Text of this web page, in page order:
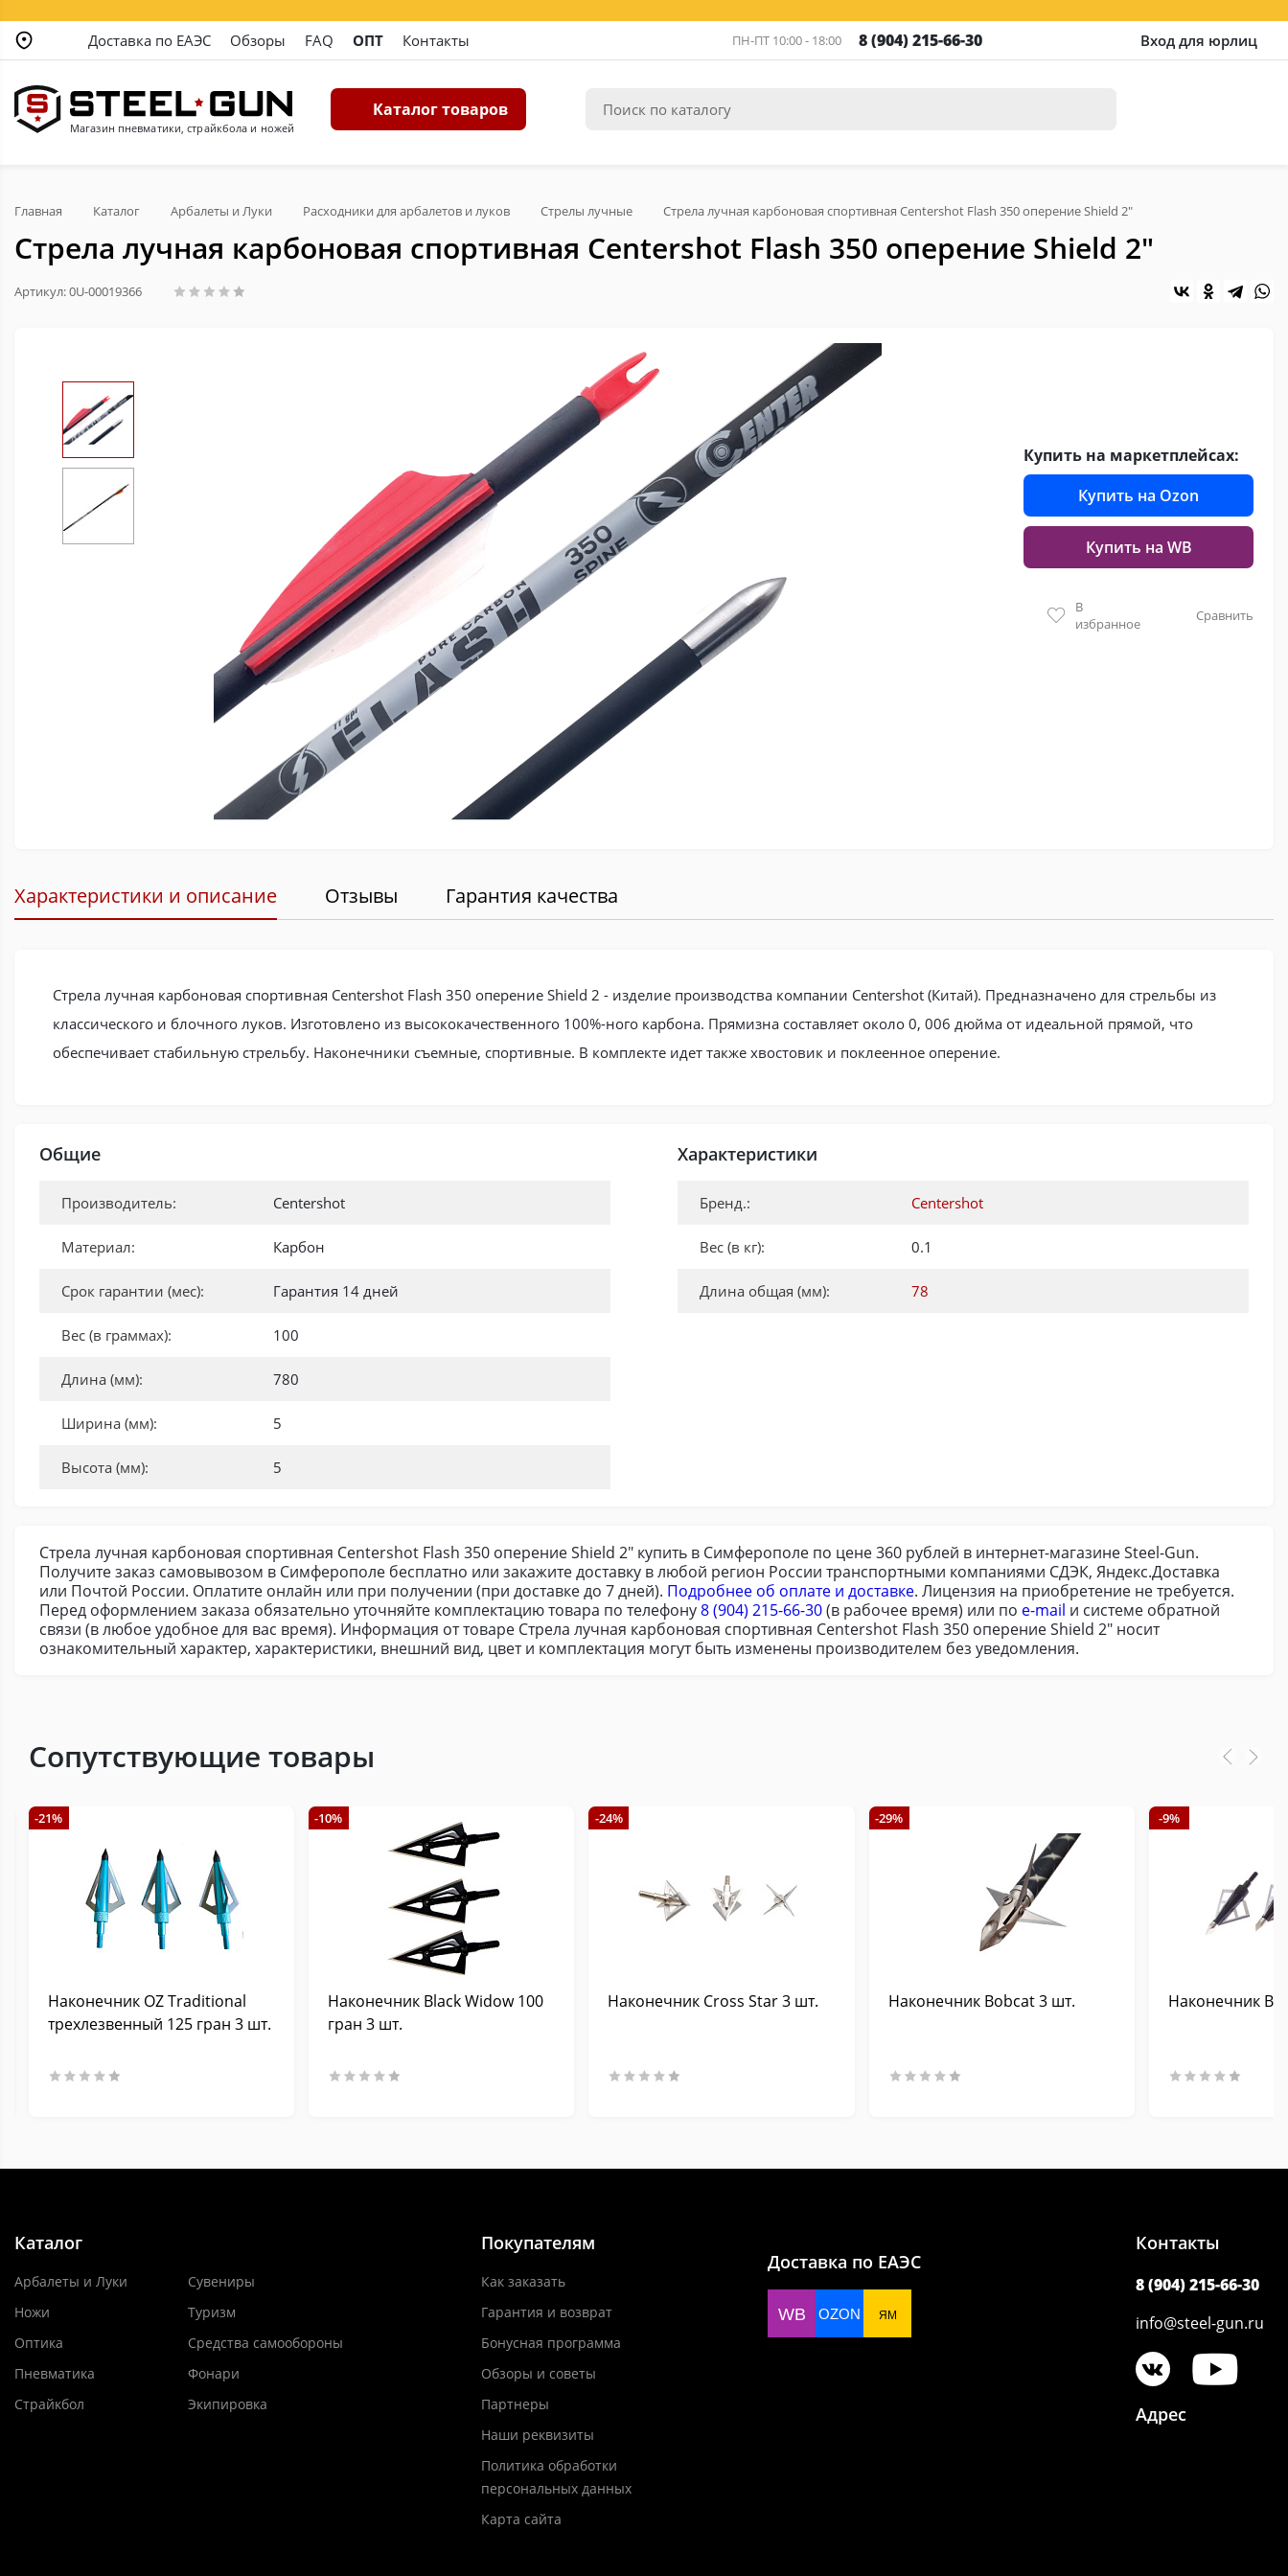
Доставка по ЕАЭС Обзоры FAQ ОПТ Контакты ПН-ПТ 10:00 - 18:00 8 (904) 215-66-30 Вход для юрлиц
Магазин пневматики, страйкбола и ножей
Каталог товаров
Главная Каталог Арбалеты и Луки Расходники для арбалетов и луков Стрелы лучные Стрела лучная карбоновая спортивная Centershot Flash 350 оперение Shield 2"
Стрела лучная карбоновая спортивная Centershot Flash 350 оперение Shield 2"
Артикул: 0U-00019366
Купить на маркетплейсах:
Купить на Ozon
Купить на WB
В
избранное
Сравнить
Характеристики и описание Отзывы Гарантия качества
Стрела лучная карбоновая спортивная Centershot Flash 350 оперение Shield 2 - изделие производства компании Centershot (Китай). Предназначено для стрельбы из
классического и блочного луков. Изготовлено из высококачественного 100%-ного карбона. Прямизна составляет около 0, 006 дюйма от идеальной прямой, что
обеспечивает стабильную стрельбу. Наконечники съемные, спортивные. В комплекте идет также хвостовик и поклеенное оперение.
Общие
Производитель: Centershot
Материал: Карбон
Срок гарантии (мес): Гарантия 14 дней
Вес (в граммах): 100
Длина (мм): 780
Ширина (мм): 5
Высота (мм): 5
Характеристики
Бренд.: Centershot
Вес (в кг): 0.1
Длина общая (мм): 78
Стрела лучная карбоновая спортивная Centershot Flash 350 оперение Shield 2" купить в Симферополе по цене 360 рублей в интернет-магазине Steel-Gun.
Получите заказ самовывозом в Симферополе бесплатно или закажите доставку в любой регион России транспортными компаниями СДЭК, Яндекс.Доставка
или Почтой России. Оплатите онлайн или при получении (при доставке до 7 дней). Подробнее об оплате и доставке. Лицензия на приобретение не требуется.
Перед оформлением заказа обязательно уточняйте комплектацию товара по телефону8 (904) 215-66-30(в рабочее время) или по e-mail и системе обратной
связи (в любое удобное для вас время). Информация от товаре Стрела лучная карбоновая спортивная Centershot Flash 350 оперение Shield 2" носит
ознакомительный характер, характеристики, внешний вид, цвет и комплектация могут быть изменены производителем без уведомления.
Сопутствующие товары
-21%
Наконечник OZ Traditional
трехлезвенный 125 гран 3 шт.
-10%
Наконечник Black Widow 100
гран 3 шт.
-24%
Наконечник Cross Star 3 шт.
-29%
Наконечник Bobcat 3 шт.
-9%
Наконечник
Каталог
Арбалеты и Луки
Ножи
Оптика
Пневматика
Страйкбол
Сувениры
Туризм
Средства самообороны
Фонари
Экипировка
Покупателям
Как заказать
Гарантия и возврат
Бонусная программа
Обзоры и советы
Партнеры
Наши реквизиты
Политика обработки
персональных данных
Карта сайта
Доставка по ЕАЭС
WB OZON ЯМ
Контакты
8 (904) 215-66-30
info@steel-gun.ru
Адрес